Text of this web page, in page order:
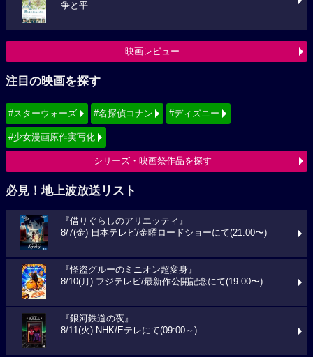
争と平...
映画レビュー
注目の映画を探す
#スターウォーズ #名探偵コナン #ディズニー
#少女漫画原作実写化
シリーズ・映画祭作品を探す
必見！地上波放送リスト
『借りぐらしのアリエッティ』
8/7(金) 日本テレビ/金曜ロードショーにて(21:00〜)
『怪盗グルーのミニオン超変身』
8/10(月) フジテレビ/最新作公開記念にて(19:00〜)
『銀河鉄道の夜』
8/11(火) NHK/Eテレにて(09:00～)